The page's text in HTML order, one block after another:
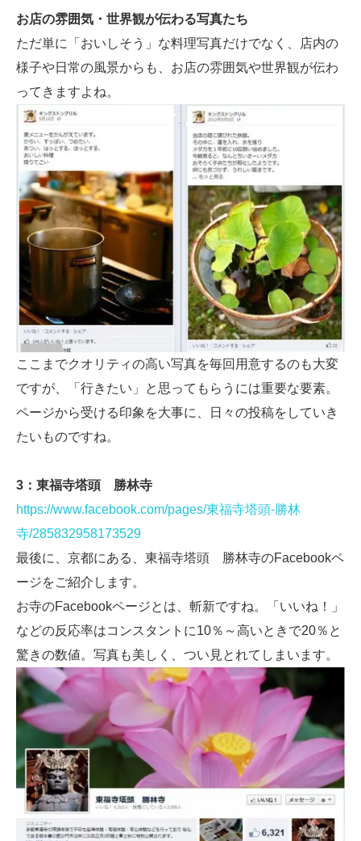
お店の雰囲気・世界観が伝わる写真たち
ただ単に「おいしそう」な料理写真だけでなく、店内の
様子や日常の風景からも、お店の雰囲気や世界観が伝わ
ってきますよね。
ここまでクオリティの高い写真を毎回用意するのも大変
ですが、「行きたい」と思ってもらうには重要な要素。
ページから受ける印象を大事に、日々の投稿をしていき
たいものですね。
3：東福寺塔頭 勝林寺
https://www.facebook.com/pages/東福寺塔頭-勝林
寺/285832958173529
最後に、京都にある、東福寺塔頭 勝林寺のFacebookペ
ージをご紹介します。
お寺のFacebookページとは、斬新ですね。「いいね！」
などの反応率はコンスタントに10％～高いときで20％と
驚きの数値。写真も美しく、つい見とれてしまいます。